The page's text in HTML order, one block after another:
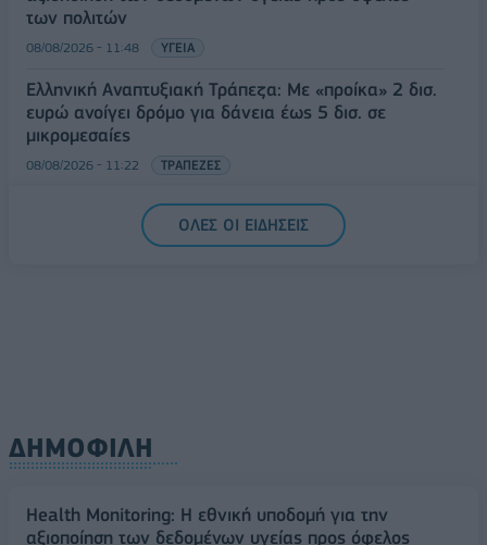
των πολιτών
08/08/2026 - 11:48 ΥΓΕΙΑ
Ελληνική Αναπτυξιακή Τράπεζα: Με «προίκα» 2 δισ.
ευρώ ανοίγει δρόμο για δάνεια έως 5 δισ. σε
μικρομεσαίες
08/08/2026 - 11:22 ΤΡΑΠΕΖΕΣ
5G παντού, 6G στον ορίζοντα: Πού βρίσκεται η
Ελλάδα στη μεγάλη τεχνολογική μετάβαση
ΟΛΕΣ ΟΙ ΕΙΔΗΣΕΙΣ
ΔΗΜΟΦΙΛΗ
Health Monitoring: Η εθνική υποδομή για την
αξιοποίηση των δεδομένων υγείας προς όφελος